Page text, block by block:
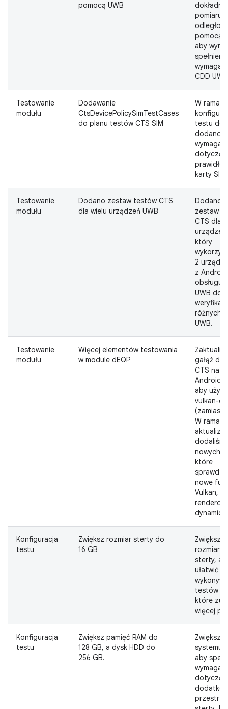
pomocą UWB
pomiaru
pomocą
aby
spełnienie
CDD
Testowanie
modułu
Dodawanie
CtsDevicePolicySimTestCases
do planu testów CTS SIM
W ramach
testu do
dodano
karty SIM.
Testowanie
modułu
Dodano zestaw testów CTS
dla wielu urządzeń UWB
Dodano
zestaw
CTS dla
urządzeń
który
2
z
UWB do
różnych
UWB.
Testowanie
modułu
Więcej elementów testowania
w module dEQP
gałąź
CTS na
Androida
aby
vulkan-
(zamiast
W
nowych
które
nowe
Vulkan,
Konfiguracja
testu
Zwiększ rozmiar sterty do
16 GB
rozmiar
sterty,
ułatwić
testów
które
więcej
Konfiguracja
testu
Zwiększ pamięć RAM do
128 GB, a dysk HDD do
256 GB.
Zwiększ
systemu
aby